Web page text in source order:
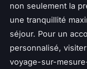
non seulement la
une tranquillité
séjour. Pour un
personnalisé,
voyage-sur-